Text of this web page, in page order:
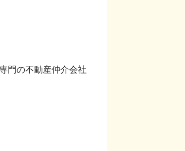
門の不動産仲介会社